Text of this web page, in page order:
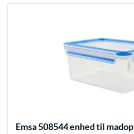
Emsa508544 enhed til